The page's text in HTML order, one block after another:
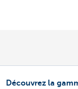
Découvrez la